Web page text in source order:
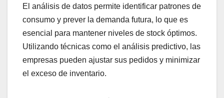
El análisis de datos permite identificar patrones de
consumo y prever la demanda futura, lo que es
esencial para mantener niveles de stock óptimos.
Utilizando técnicas como el análisis predictivo, las
empresas pueden ajustar sus pedidos y minimizar
el exceso de inventario.